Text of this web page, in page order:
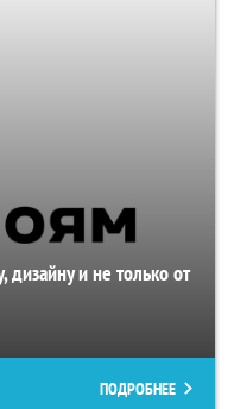
дизайну и не только от
ПОДРОБНЕЕ